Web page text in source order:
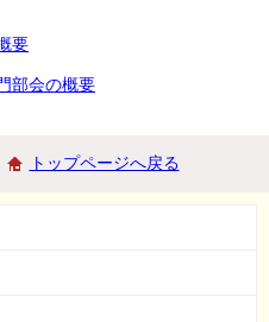
要
部会の概要
トップページへ戻る